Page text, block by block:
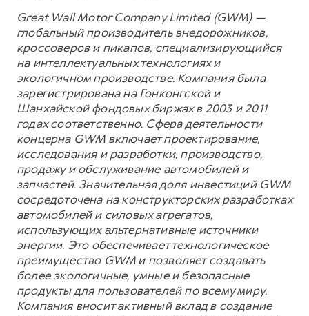
Great Wall Motor Company Limited (GWM) —
глобальный производитель внедорожников,
кроссоверов и пикапов, специализирующийся
на интеллектуальных технологиях и
экологичном производстве. Компания была
зарегистрирована на Гонконгской и
Шанхайской фондовых биржах в 2003 и 2011
годах соответственно. Сфера деятельности
концерна GWM включает проектирование,
исследования и разработки, производство,
продажу и обслуживание автомобилей и
запчастей. Значительная доля инвестиций GWM
сосредоточена на конструкторских разработках
автомобилей и силовых агрегатов,
использующих альтернативные источники
энергии. Это обеспечивает технологическое
преимущество GWM и позволяет создавать
более экологичные, умные и безопасные
продукты для пользователей по всему миру.
Компания вносит активный вклад в создание